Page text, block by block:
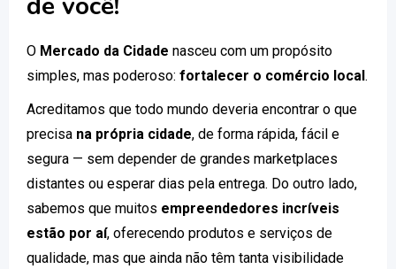
O Mercado da Cidade nasceu com um propósito
simples, mas poderoso: fortalecer o comércio local.
Acreditamos que todo mundo deveria encontrar o que
precisa na própria cidade, de forma rápida, fácil e
segura — sem depender de grandes marketplaces
distantes ou esperar dias pela entrega. Do outro lado,
sabemos que muitos empreendedores incríveis
estão por aí, oferecendo produtos e serviços de
qualidade, mas que ainda não têm tanta visibilidade